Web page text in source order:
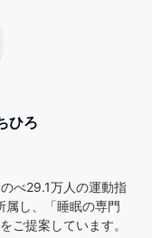
ひろ
べ29.1万人の運動指
属し、「睡眠の専門
ご提案しています。